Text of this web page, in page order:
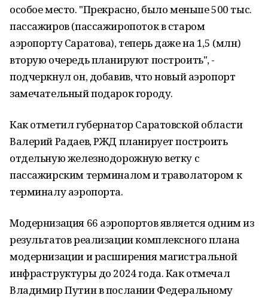
особое место. "Прекрасно, было меньше 500 тыс.
пассажиров (пассажиропоток в старом
аэропорту Саратова), теперь даже на 1,5 (млн)
вторую очередь планируют построить", -
подчеркнул он, добавив, что новый аэропорт
замечательный подарок городу.
Как отметил губернатор Саратовской области
Валерий Радаев, РЖД планирует построить
отдельную железнодорожную ветку с
пассажирским терминалом и траволатором к
терминалу аэропорта.
Модернизация 66 аэропортов является одним из
результатов реализации комплексного плана
модернизации и расширения магистральной
инфраструктуры до 2024 года. Как отмечал
Владимир Путин в послании Федеральному